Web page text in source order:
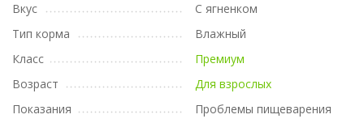
Вкус
С ягненком
Тип корма
Влажный
Класс
Премиум
Возраст
Для взрослых
Показания
Проблемы пищеварения